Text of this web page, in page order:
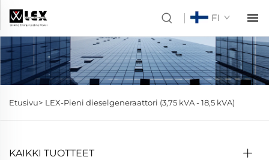
FI
Etusivu> LEX-Pieni dieselgeneraattori (3,75 kVA - 18,5 kVA)
KAIKKI TUOTTEET